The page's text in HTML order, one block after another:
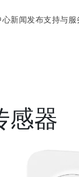
心新闻发布支持与服
感器